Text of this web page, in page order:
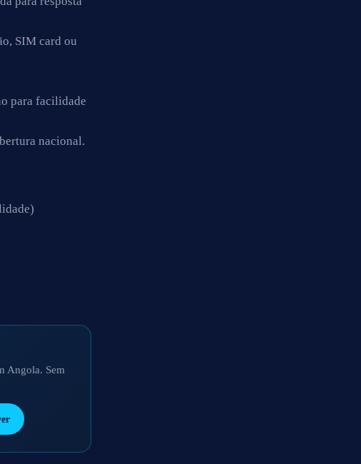
SIM card ou
para facilidade
nacional.
Angola. Sem